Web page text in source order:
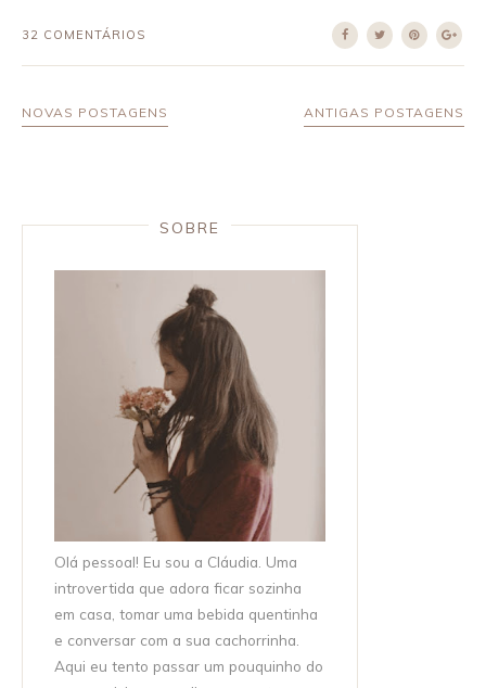
32 COMENTÁRIOS
NOVAS POSTAGENS ANTIGAS POSTAGENS
SOBRE
Olá pessoal! Eu sou a Cláudia. Uma
introvertida que adora ficar sozinha
em casa, tomar uma bebida quentinha
e conversar com a sua cachorrinha.
Aqui eu tento passar um pouquinho do